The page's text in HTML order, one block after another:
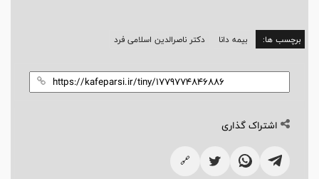
برچسب ها: بیمه دانا دکتر ناصرالدین اسلامی فرد
اشتراک گذاری
🔗